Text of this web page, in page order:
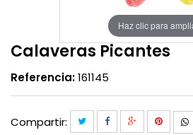
Haz clic para
Calaveras Picantes
Referencia:161145
Compartir: